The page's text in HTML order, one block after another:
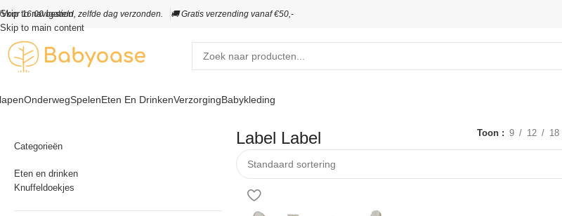
Skip to navigation
Skip to main content
Voor 16:00 besteld, zelfde dag verzonden. 🚚 Gratis verzending vanaf €50,-
OnderwegSpelenEten En DrinkenVerzorgingBabykleding
Categorieën
Eten en drinken
Knuffeldoekjes
Label Label Toon 9 12 18